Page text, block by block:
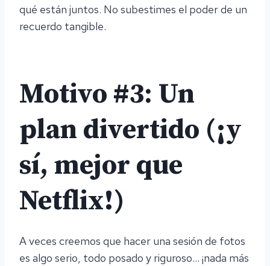
qué están juntos. No subestimes el poder de un
recuerdo tangible.
Motivo #3: Un
plan divertido (¡y
sí, mejor que
Netflix!)
A veces creemos que hacer una sesión de fotos
es algo serio, todo posado y riguroso… ¡nada más